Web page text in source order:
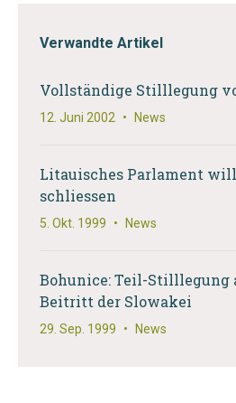
Verwandte Artikel
Vollständige Stilllegung
12. Juni 2002 • News
Litauisches Parlament
schliessen
5. Okt. 1999 • News
Bohunice: Teil-Stilllegung
Beitritt der Slowakei
29. Sep. 1999 • News